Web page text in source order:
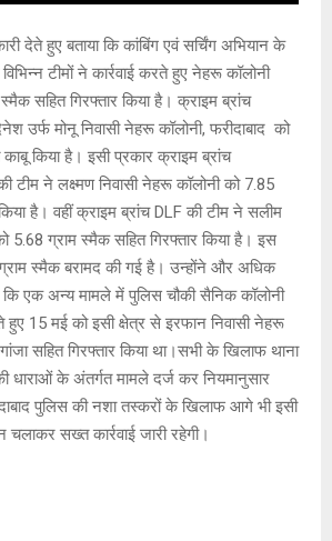
देते हुए बताया कि कांबिंग एवं सर्चिंग अभियान के
टीमों ने कार्रवाई करते हुए नेहरू कॉलोनी
सहित गिरफ्तार किया है। क्राइम ब्रांच
उर्फ मोनू निवासी नेहरू कॉलोनी, फरीदाबाद को
किया है। इसी प्रकार क्राइम ब्रांच
टीम ने लक्ष्मण निवासी नेहरू कॉलोनी को 7.85
है। वहीं क्राइम ब्रांच DLF की टीम ने सलीम
5.68 ग्राम स्मैक सहित गिरफ्तार किया है। इस
स्मैक बरामद की गई है। उन्होंने और अधिक
कि एक अन्य मामले में पुलिस चौकी सैनिक कॉलोनी
हुए 15 मई को इसी क्षेत्र से इरफान निवासी नेहरू
सहित गिरफ्तार किया था।सभी के खिलाफ थाना
के अंतर्गत मामले दर्ज कर नियमानुसार
पुलिस की नशा तस्करों के खिलाफ आगे भी इसी
चलाकर सख्त कार्रवाई जारी रहेगी।